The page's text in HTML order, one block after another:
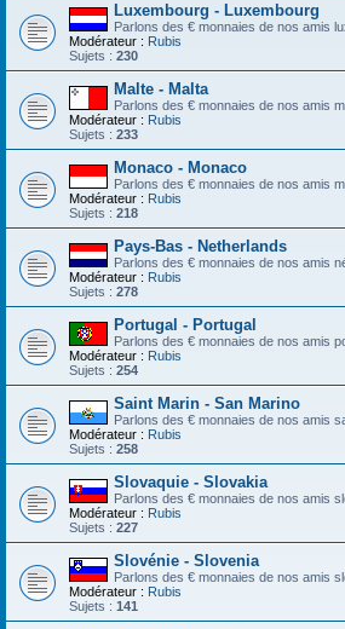
Luxembourg - Luxembourg
Parlons des € monnaies de nos amis
Modérateur : Rubis
Sujets : 230
Malte - Malta
Parlons des € monnaies de nos amis
Modérateur : Rubis
Sujets : 233
Monaco - Monaco
Parlons des € monnaies de nos amis
Modérateur : Rubis
Sujets : 218
Pays-Bas - Netherlands
Parlons des € monnaies de nos amis
Modérateur : Rubis
Sujets : 278
Portugal - Portugal
Parlons des € monnaies de nos amis
Modérateur : Rubis
Sujets : 254
Saint Marin - San Marino
Parlons des € monnaies de nos amis
Modérateur : Rubis
Sujets : 258
Slovaquie - Slovakia
Parlons des € monnaies de nos amis
Modérateur : Rubis
Sujets : 227
Slovénie - Slovenia
Parlons des € monnaies de nos amis
Modérateur : Rubis
Sujets : 141